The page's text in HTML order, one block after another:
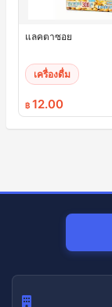
แลคตาซอย
เครื่องดื่ม
฿ 12.00